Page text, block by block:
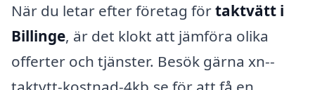
När du letar efter företag förtaktvätt i
Billinge, är det klokt att jämföra olika
offerter och tjänster. Besök gärna xn--